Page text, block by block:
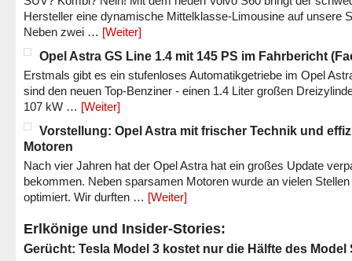
Hersteller eine dynamische Mittelklasse-Limousine auf unsere
Neben zwei … [Weiter]
Opel Astra GS Line 1.4 mit 145 PS im Fahrbericht
Erstmals gibt es ein stufenloses Automatikgetriebe im Opel
sind den neuen Top-Benziner - einen 1.4 Liter großen
107 kW … [Weiter]
Vorstellung: Opel Astra mit frischer Technik und
Motoren
Nach vier Jahren hat der Opel Astra hat ein großes Update
bekommen. Neben sparsamen Motoren wurde an vielen Stellen
optimiert. Wir durften … [Weiter]
Erlkönige und Insider-Stories:
Gerücht: Tesla Model 3 kostet nur die Hälfte des Model